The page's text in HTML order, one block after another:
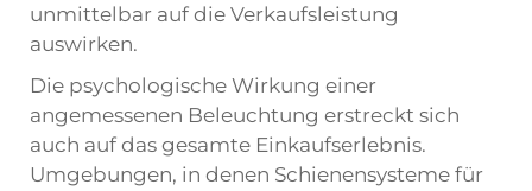
unmittelbar auf die Verkaufsleistung
auswirken.
Die psychologische Wirkung einer
angemessenen Beleuchtung erstreckt sich
auch auf das gesamte Einkaufserlebnis.
Umgebungen, in denen Schienensysteme für